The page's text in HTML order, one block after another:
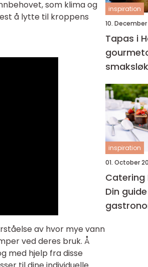
som klima og
å lytte til kroppens
av hvor mye vann
ved deres bruk. Å
med hjelp fra disse
inspiration
10.
Tapas i
inspiration
01. October
Catering
Din